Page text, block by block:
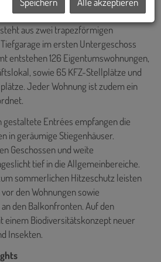
aus zwei trapezförmigen
im ersten Untergeschoss
entstehen 126 Eigentumswohnungen,
sowie 65 KFZ-Stellplätze und
Jeder Wohnung ist zudem ein
gestaltete Entrées empfangen die
in geräumige Stiegenhäuser.
Geschossen und weite
tief in die Allgemeinbereiche.
sommerlichen Hitzeschutz leisten
den Wohnungen sowie
den Balkonfronten. Auf den
einem Biodiversitätskonzept neuer
Insekten.